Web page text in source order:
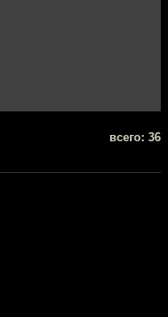
всего: 36